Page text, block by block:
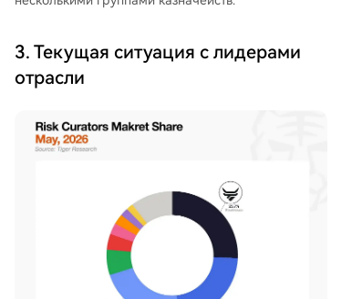
3. Текущая ситуация с лидерами
отрасли